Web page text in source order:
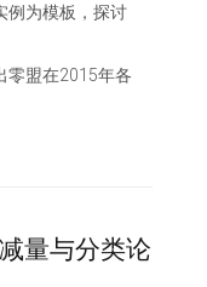
例为模板，探讨
零盟在2015年各
量与分类论